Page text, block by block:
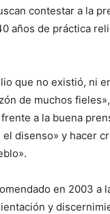
contestar a la
años de práctica
que no existió, ni
de muchos
a la buena
disenso» y hacer
en 2003 a
y